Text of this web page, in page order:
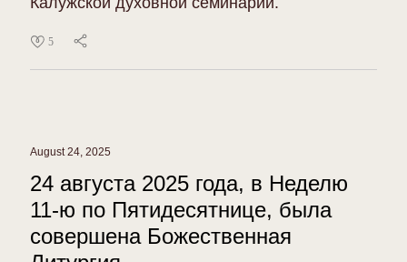
5
August 24, 2025
24 августа 2025 года, в Неделю
11-ю по Пятидесятнице, была
совершена Божественная